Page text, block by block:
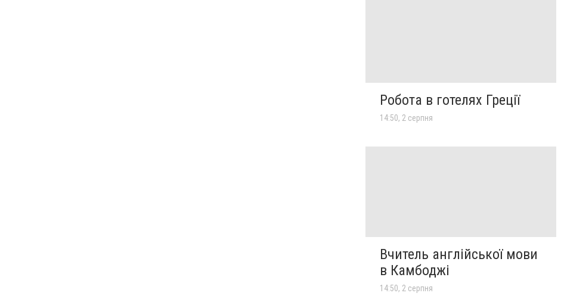
Робота в готелях Греції
14:50, 2 серпня
Вчитель англійської мови
в Камбоджі
14:50, 2 серпня